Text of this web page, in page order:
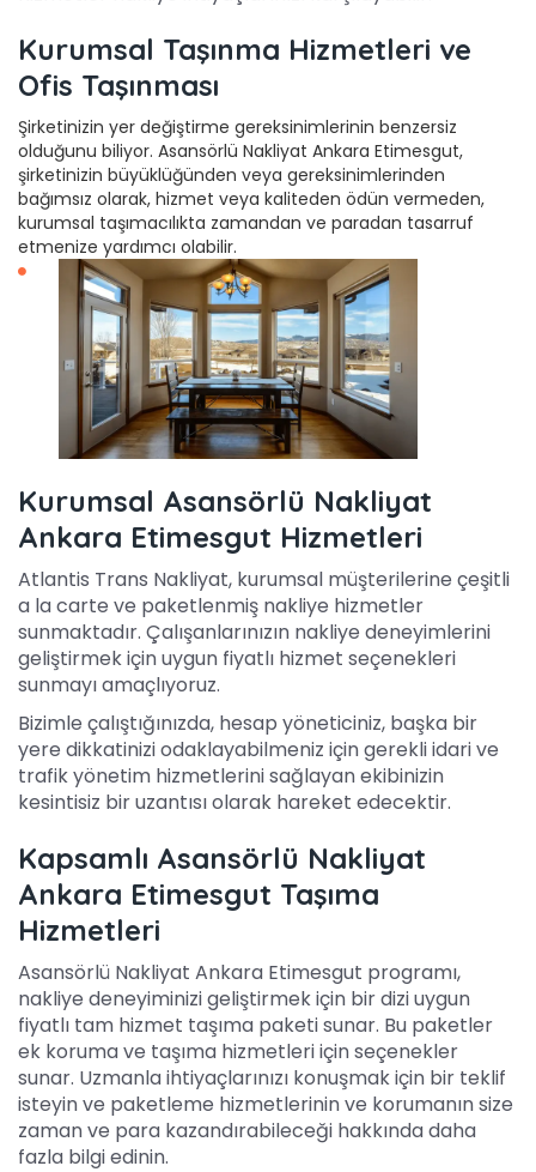
Kurumsal Taşınma Hizmetleri ve
Ofis Taşınması
Şirketinizin yer değiştirme gereksinimlerinin benzersiz
olduğunu biliyor. Asansörlü Nakliyat Ankara Etimesgut,
şirketinizin büyüklüğünden veya gereksinimlerinden
bağımsız olarak, hizmet veya kaliteden ödün vermeden,
kurumsal taşımacılıkta zamandan ve paradan tasarruf
etmenize yardımcı olabilir.
Kurumsal Asansörlü Nakliyat
Ankara Etimesgut Hizmetleri
Atlantis Trans Nakliyat, kurumsal müşterilerine çeşitli
a la carte ve paketlenmiş nakliye hizmetler
sunmaktadır. Çalışanlarınızın nakliye deneyimlerini
geliştirmek için uygun fiyatlı hizmet seçenekleri
sunmayı amaçlıyoruz.
Bizimle çalıştığınızda, hesap yöneticiniz, başka bir
yere dikkatinizi odaklayabilmeniz için gerekli idari ve
trafik yönetim hizmetlerini sağlayan ekibinizin
kesintisiz bir uzantısı olarak hareket edecektir.
Kapsamlı Asansörlü Nakliyat
Ankara Etimesgut Taşıma
Hizmetleri
Asansörlü Nakliyat Ankara Etimesgut programı,
nakliye deneyiminizi geliştirmek için bir dizi uygun
fiyatlı tam hizmet taşıma paketi sunar. Bu paketler
ek koruma ve taşıma hizmetleri için seçenekler
sunar. Uzmanla ihtiyaçlarınızı konuşmak için bir teklif
isteyin ve paketleme hizmetlerinin ve korumanın size
zaman ve para kazandırabileceği hakkında daha
fazla bilgi edinin.